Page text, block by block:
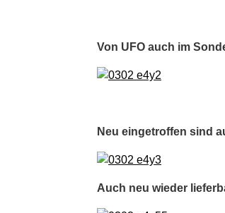
Von UFO auch im
Neu eingetroffen sind
Auch neu wieder